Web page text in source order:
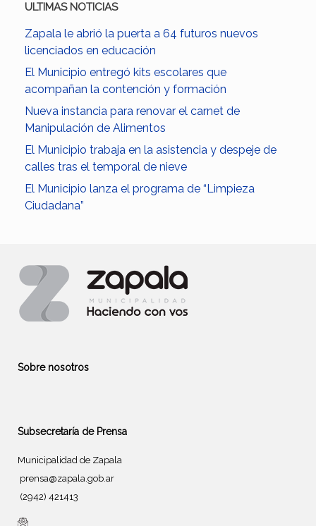
ULTIMAS NOTICIAS
Zapala le abrió la puerta a 64 futuros nuevos
licenciados en educación
El Municipio entregó kits escolares que
acompañan la contención y formación
Nueva instancia para renovar el carnet de
Manipulación de Alimentos
El Municipio trabaja en la asistencia y despeje de
calles tras el temporal de nieve
El Municipio lanza el programa de “Limpieza
Ciudadana”
Sobre nosotros
Subsecretaría de Prensa
Municipalidad de Zapala
prensa@zapala.gob.ar
(2942) 421413